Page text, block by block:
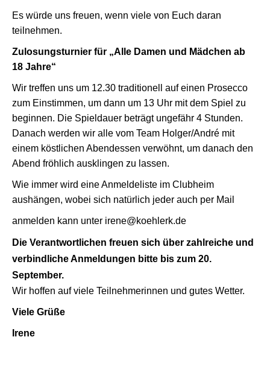
Es würde uns freuen, wenn viele von Euch daran
teilnehmen.
Zulosungsturnier für „Alle Damen und Mädchen ab
18 Jahre“
Wir treffen uns um 12.30 traditionell auf einen Prosecco
zum Einstimmen, um dann um 13 Uhr mit dem Spiel zu
beginnen. Die Spieldauer beträgt ungefähr 4 Stunden.
Danach werden wir alle vom Team Holger/André mit
einem köstlichen Abendessen verwöhnt, um danach den
Abend fröhlich ausklingen zu lassen.
Wie immer wird eine Anmeldeliste im Clubheim
aushängen, wobei sich natürlich jeder auch per Mail
anmelden kann unter irene@koehlerk.de
Die Verantwortlichen freuen sich über zahlreiche und
verbindliche Anmeldungen bitte bis zum 20.
September.
Wir hoffen auf viele Teilnehmerinnen und gutes Wetter.
Viele Grüße
Irene